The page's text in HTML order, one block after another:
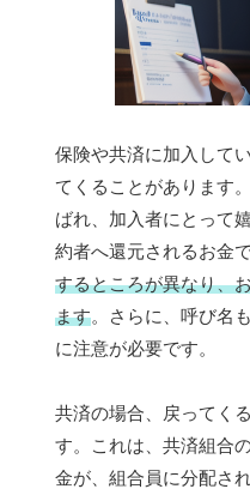
保険や共済に加入して
てくることがあります
ばれ、加入者にとって
約者へ還元されるお金
するところが異なり、
ます。さらに、呼び名
に注意が必要です。
共済の場合、戻ってく
す。これは、共済組合
金が、組合員に分配さ